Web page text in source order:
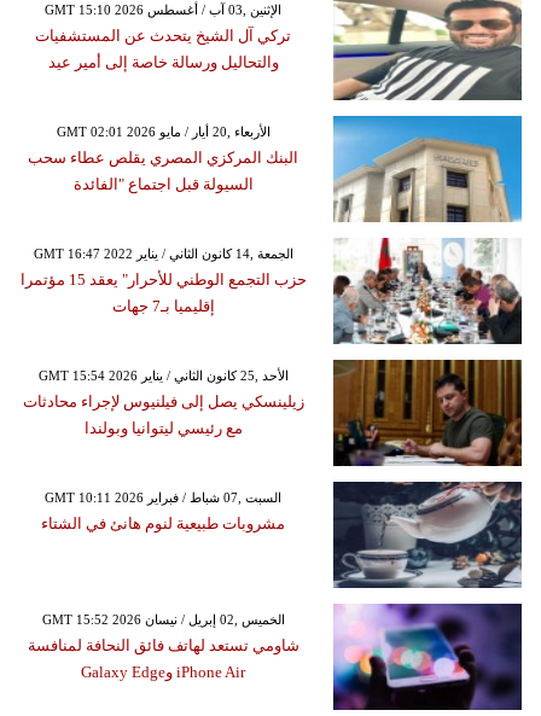
GMT 15:10 2026 الإثنين ,03 آب / أغسطس
تركي آل الشيخ يتحدث عن المستشفيات
والتحاليل ورسالة خاصة إلى أمير عيد
GMT 02:01 2026 الأربعاء ,20 أيار / مايو
البنك المركزي المصري يقلص عطاء سحب
السيولة قبل اجتماع "الفائدة
GMT 16:47 2022 الجمعة ,14 كانون الثاني / يناير
حزب التجمع الوطني للأحرار" يعقد 15 مؤتمرا
إقليميا بـ7 جهات
GMT 15:54 2026 الأحد ,25 كانون الثاني / يناير
زيلينسكي يصل إلى فيلنيوس لإجراء محادثات
مع رئيسي ليتوانيا وبولندا
GMT 10:11 2026 السبت ,07 شباط / فبراير
مشروبات طبيعية لنوم هانئ في الشتاء
GMT 15:52 2026 الخميس ,02 إبريل / نيسان
شاومي تستعد لهاتف فائق النحافة لمنافسة
iPhone Air وGalaxy Edge